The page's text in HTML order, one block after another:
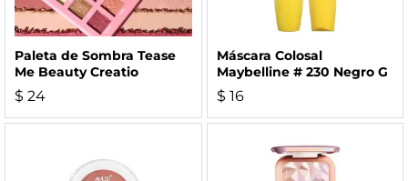
Paleta de Sombra Tease
Me Beauty Creatio
$ 24
Máscara Colosal
Maybelline # 230 Negro G
$ 16